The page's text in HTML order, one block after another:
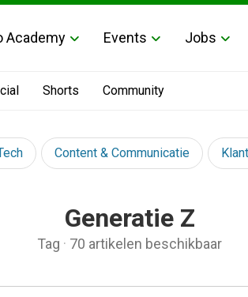
Academy Events Jobs
Shorts Community
Content & Communicatie
Generatie Z
Tag · 70 artikelen beschikbaar